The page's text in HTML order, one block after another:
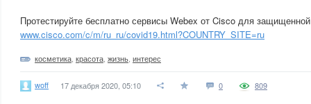
Протестируйте бесплатно сервисы Webex от Cisco для
www.cisco.com/c/m/ru_ru/covid19.html?COUNTRY_SITE=ru
косметика красота жизнь интерес
woff 17 декабря 2020, 05:10 0 809